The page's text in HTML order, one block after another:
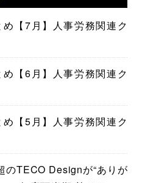
【7月】人事労務関連ク
【6月】人事労務関連ク
【5月】人事労務関連ク
のTECO Designが“ありが